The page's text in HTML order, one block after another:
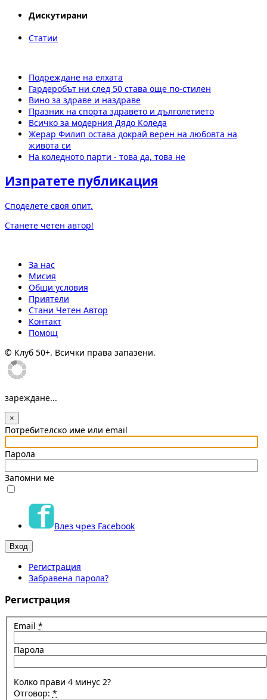
Дискутирани
Статии
Подреждане на елхата
Гардеробът ни след 50 става още по-стилен
Вино за здраве и наздраве
Празник на спорта здравето и дълголетието
Всичко за модерния Дядо Коледа
Жерар Филип остава докрай верен на любовта на
живота си
На коледното парти - това да, това не
Изпратете публикация
Споделете своя опит.
Станете четен автор!
За нас
Мисия
Общи условия
Приятели
Стани Четен Автор
Контакт
Помощ
© Клуб 50+. Всички права запазени.
зареждане...
×
Потребителско име или email
Парола
Запомни ме
Влез чрез Facebook
Регистрация
Забравена парола?
Регистрация
Email *
Парола
Колко прави 4 минус 2?
Отговор: *